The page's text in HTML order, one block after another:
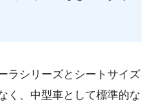
ラシリーズとシートサイズ
く、中型車として標準的な